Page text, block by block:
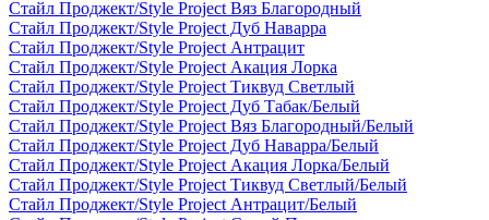
Стайл Проджект/Style Project Вяз Благородный
Стайл Проджект/Style Project Дуб Наварра
Стайл Проджект/Style Project Антрацит
Стайл Проджект/Style Project Акация Лорка
Стайл Проджект/Style Project Тиквуд Светлый
Стайл Проджект/Style Project Дуб Табак/Белый
Стайл Проджект/Style Project Вяз Благородный/Белый
Стайл Проджект/Style Project Дуб Наварра/Белый
Стайл Проджект/Style Project Акация Лорка/Белый
Стайл Проджект/Style Project Тиквуд Светлый/Белый
Стайл Проджект/Style Project Антрацит/Белый